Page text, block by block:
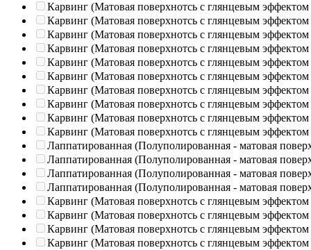
Карвинг (Матовая поверхнотсь с глянцевым эффектом
Карвинг (Матовая поверхнотсь с глянцевым эффектом
Карвинг (Матовая поверхнотсь с глянцевым эффектом
Карвинг (Матовая поверхнотсь с глянцевым эффектом
Карвинг (Матовая поверхнотсь с глянцевым эффектом
Карвинг (Матовая поверхнотсь с глянцевым эффектом
Карвинг (Матовая поверхнотсь с глянцевым эффектом
Карвинг (Матовая поверхнотсь с глянцевым эффектом
Карвинг (Матовая поверхнотсь с глянцевым эффектом
Карвинг (Матовая поверхнотсь с глянцевым эффектом
Лаппатированная (Полуполированная - матовая
Лаппатированная (Полуполированная - матовая
Лаппатированная (Полуполированная - матовая
Лаппатированная (Полуполированная - матовая
Карвинг (Матовая поверхнотсь с глянцевым эффектом
Карвинг (Матовая поверхнотсь с глянцевым эффектом
Карвинг (Матовая поверхнотсь с глянцевым эффектом
Карвинг (Матовая поверхнотсь с глянцевым эффектом